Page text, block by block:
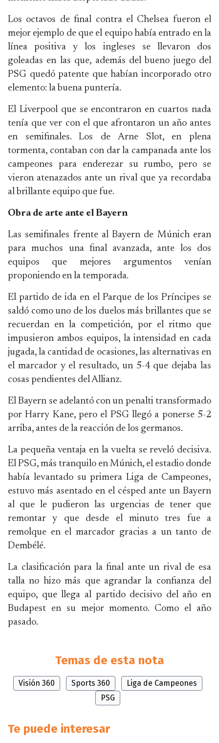
Los octavos de final contra el Chelsea fueron el
mejor ejemplo de que el equipo había entrado en la
línea positiva y los ingleses se llevaron dos
goleadas en las que, además del bueno juego del
PSG quedó patente que habían incorporado otro
elemento: la buena puntería.
El Liverpool que se encontraron en cuartos nada
tenía que ver con el que afrontaron un año antes
en semifinales. Los de Arne Slot, en plena
tormenta, contaban con dar la campanada ante los
campeones para enderezar su rumbo, pero se
vieron atenazados ante un rival que ya recordaba
al brillante equipo que fue.
Obra de arte ante el Bayern
Las semifinales frente al Bayern de Múnich eran
para muchos una final avanzada, ante los dos
equipos que mejores argumentos venían
proponiendo en la temporada.
El partido de ida en el Parque de los Príncipes se
saldó como uno de los duelos más brillantes que se
recuerdan en la competición, por el ritmo que
impusieron ambos equipos, la intensidad en cada
jugada, la cantidad de ocasiones, las alternativas en
el marcador y el resultado, un 5-4 que dejaba las
cosas pendientes del Allianz.
El Bayern se adelantó con un penalti transformado
por Harry Kane, pero el PSG llegó a ponerse 5-2
arriba, antes de la reacción de los germanos.
La pequeña ventaja en la vuelta se reveló decisiva.
El PSG, más tranquilo en Múnich, el estadio donde
había levantado su primera Liga de Campeones,
estuvo más asentado en el césped ante un Bayern
al que le pudieron las urgencias de tener que
remontar y que desde el minuto tres fue a
remolque en el marcador gracias a un tanto de
Dembélé.
La clasificación para la final ante un rival de esa
talla no hizo más que agrandar la confianza del
equipo, que llega al partido decisivo del año en
Budapest en su mejor momento. Como el año
pasado.
Temas de esta nota
Visión 360 Sports 360
Liga de Campeones
PSG
Te puede interesar